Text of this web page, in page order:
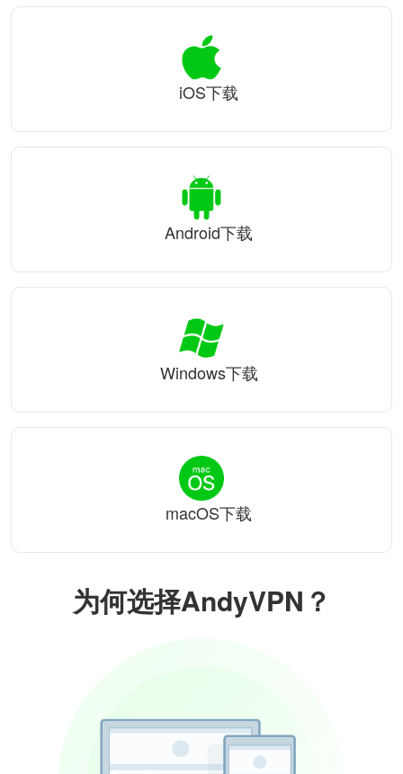
为何选择AndyVPN？
iOS下载
Android下载
Windows下载
macOS下载